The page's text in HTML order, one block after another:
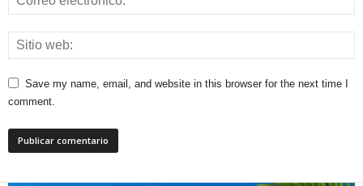
Save my name, email, and website in this browser for the next time I
comment.